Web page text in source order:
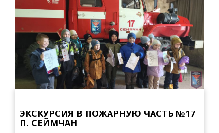
ЭКСКУРСИЯ В ПОЖАРНУЮ ЧАСТЬ №17
П. СЕЙМЧАН